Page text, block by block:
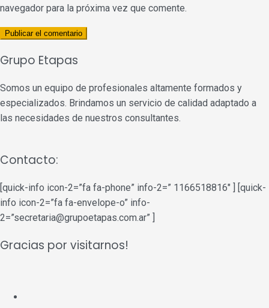
navegador para la próxima vez que comente.
Grupo Etapas
Somos un equipo de profesionales altamente formados y
especializados. Brindamos un servicio de calidad adaptado a
las necesidades de nuestros consultantes.
Contacto:
[quick-info icon-2=”fa fa-phone” info-2=” 1166518816″ ] [quick-
info icon-2=”fa fa-envelope-o” info-
2=”secretaria@grupoetapas.com.ar” ]
Gracias por visitarnos!